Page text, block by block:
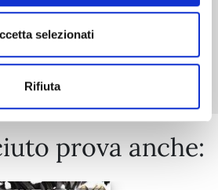
selezionati
Rifiuta
prova anche: